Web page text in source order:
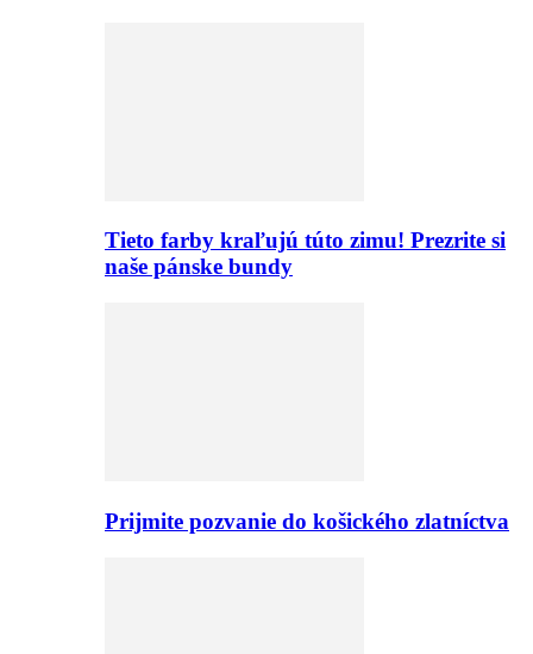
Tieto farby kraľujú túto zimu! Prezrite si
naše pánske bundy
Prijmite pozvanie do košického zlatníctva